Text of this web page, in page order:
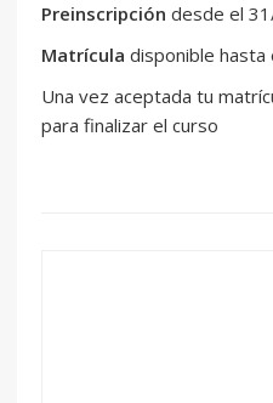
Preinscripción desde el
Matrícula disponible
Una vez aceptada tu
para finalizar el curso